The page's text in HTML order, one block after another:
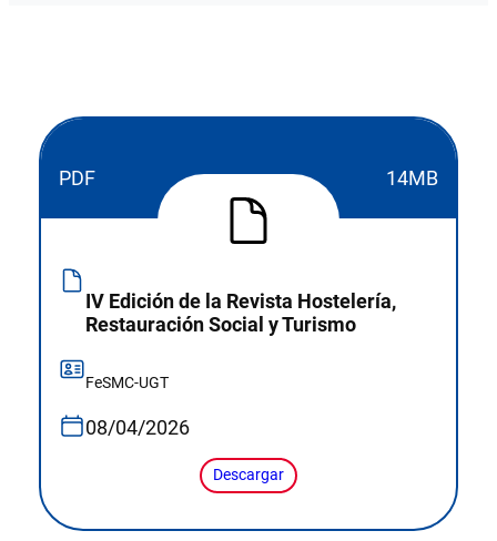
PDF 14MB
IV Edición de la Revista Hostelería,
Restauración Social y Turismo
FeSMC-UGT
08/04/2026
Descargar